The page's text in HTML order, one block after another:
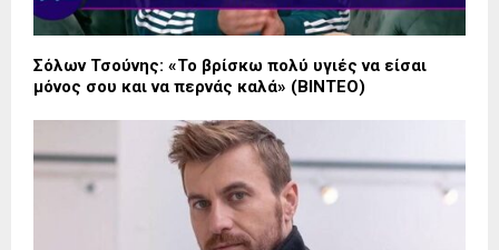
Σόλων Τσούνης: «Το βρίσκω πολύ υγιές να είσαι
μόνος σου και να περνάς καλά» (ΒΙΝΤΕΟ)